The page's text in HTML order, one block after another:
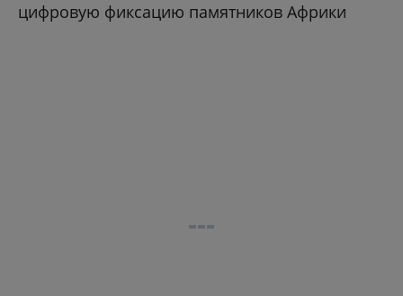
цифровую фиксацию памятников Африки